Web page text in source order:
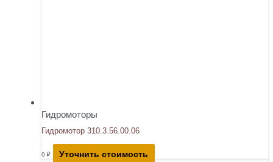
Гидромоторы
Гидромотор 310.3.56.00.06
0 ₽ Уточнить стоимость